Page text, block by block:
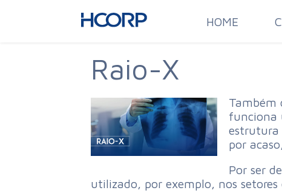
HOME
Raio-X
Também
funciona
estrutura
por
Por ser
utilizado, por exemplo, nos